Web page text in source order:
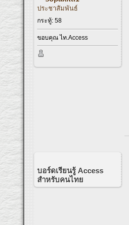
ประชาสัมพันธ์
กระทู้: 58
ขอบคุณ ไท.Access
บอร์ดเรียนรู้ Access
สำหรับคนไทย